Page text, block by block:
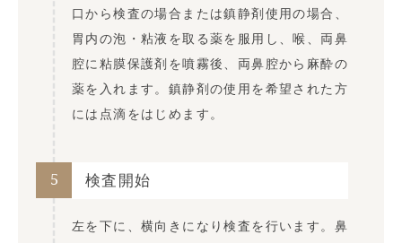
口から検査の場合または鎮静剤使用の場合、
胃内の泡・粘液を取る薬を服用し、喉、両鼻
腔に粘膜保護剤を噴霧後、両鼻腔から麻酔の
薬を入れます。鎮静剤の使用を希望された方
には点滴をはじめます。
5 検査開始
左を下に、横向きになり検査を行います。鼻